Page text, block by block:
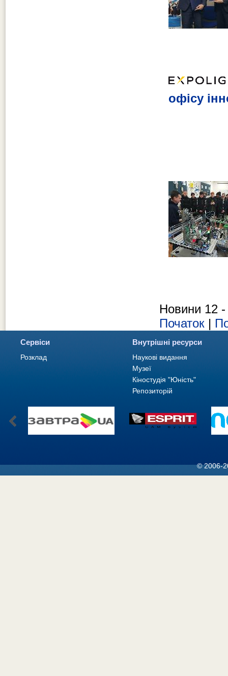
офісу
Новини 12 -
Початок |
Сервіси
Розклад
Внутрішні ресурси
Наукові видання
Музеї
Кіностудія "Юність"
Репозиторій
© 2006-